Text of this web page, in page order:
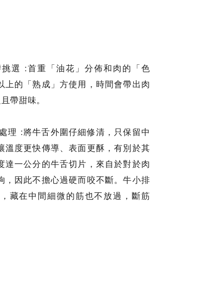
選 :首重「油花」分佈和肉的「色
上的「熟成」方使用，時間會帶出肉
帶甜味。
理 :將牛舌外圍仔細修清，只保留中
溫度更快傳導、表面更酥，有別於其
達一公分的牛舌切片，來自於對於肉
，因此不擔心過硬而咬不斷。牛小排
藏在中間細微的筋也不放過，斷筋